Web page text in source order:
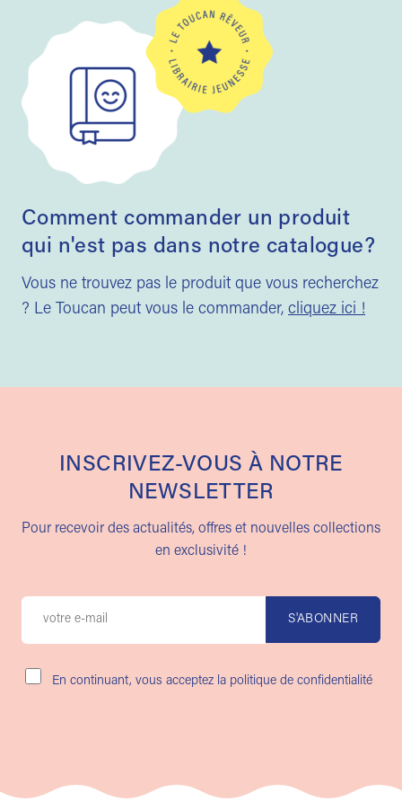
Comment commander un produit
qui n'est pas dans notre catalogue?
Vous ne trouvez pas le produit que vous recherchez
? Le Toucan peut vous le commander, cliquez ici !
INSCRIVEZ-VOUS À NOTRE
NEWSLETTER
Pour recevoir des actualités, offres et nouvelles collections
en exclusivité !
En continuant, vous acceptez la politique de confidentialité